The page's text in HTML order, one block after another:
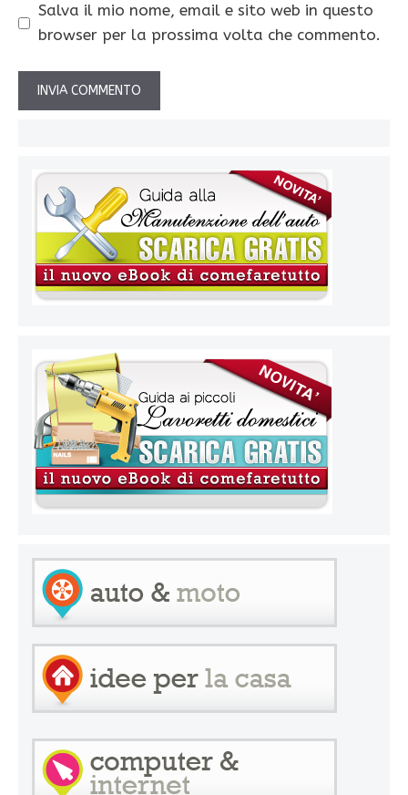
Salva il mio nome, email e sito web in questo
browser per la prossima volta che commento.